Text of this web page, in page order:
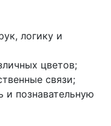
логику и
цветов;
связи;
и познавательную